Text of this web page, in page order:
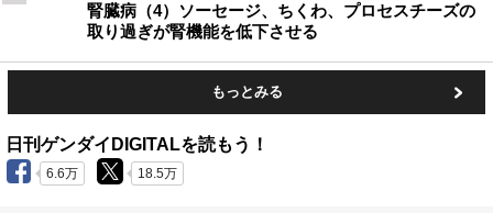
腎臓病（4）ソーセージ、ちくわ、プロセスチーズの
取り過ぎが腎機能を低下させる
もっとみる
日刊ゲンダイDIGITALを読もう！
6.6万 18.5万